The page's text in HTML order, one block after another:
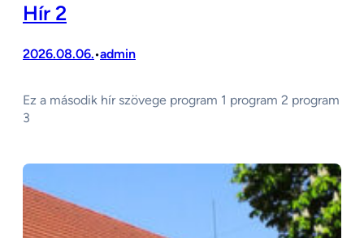
Hír 2
2026.08.06.•admin
Ez a második hír szövege program 1 program 2 program
3